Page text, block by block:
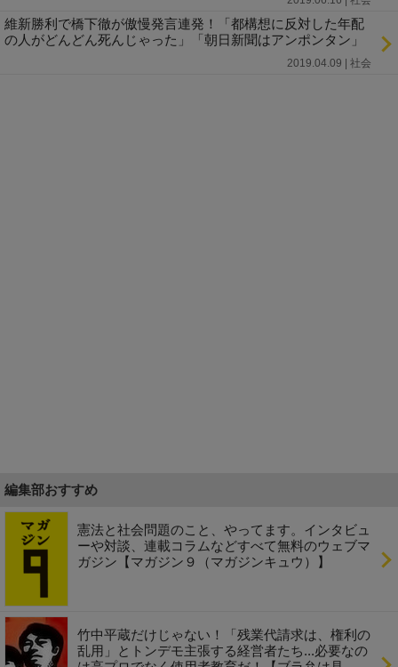
維新勝利で橋下徹が傲慢発言連発！「都構想に反対した年配
の人がどんどん死んじゃった」「朝日新聞はアンポンタン」
2019.04.09 | 社会
編集部おすすめ
憲法と社会問題のこと、やってます。インタビュ
ーや対談、連載コラムなどすべて無料のウェブマ
ガジン【マガジン９（マガジンキュウ）】
竹中平蔵だけじゃない！「残業代請求は、権利の
乱用」とトンデモ主張する経営者たち...必要なの